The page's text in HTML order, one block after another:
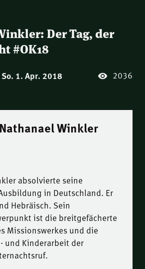
Der Tag, der
#OK18
1. Apr. 2018 2036
Nathanael Winkler
absolvierte seine
in Deutschland. Er
Hebräisch. Sein
ist die breitgefächerte
Missionswerkes und die
und Kinderarbeit der